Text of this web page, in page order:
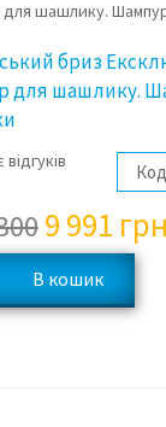
бриз
для шашлику.
9 991 грн